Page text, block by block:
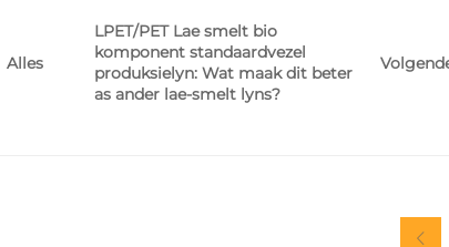
Alles
LPET/PET Lae smelt bio
komponent standaardvezel
produksielyn: Wat maak dit beter
as ander lae-smelt lyns?